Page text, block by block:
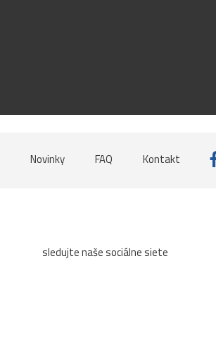
Novinky FAQ Kontakt
sledujte naše sociálne siete